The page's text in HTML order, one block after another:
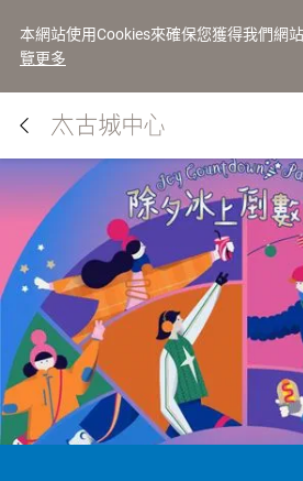
本網站使用Cookies來確保您獲得我們網
覽更多